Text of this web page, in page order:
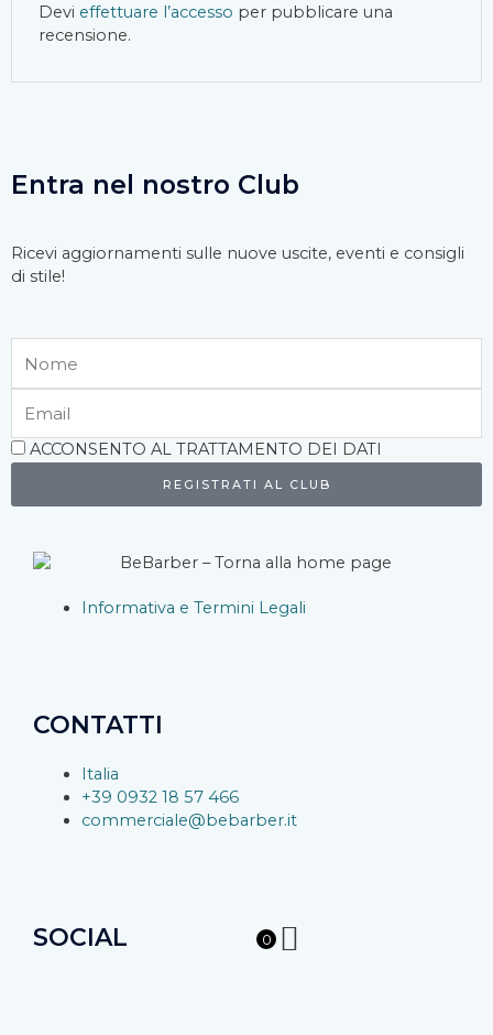
Devi effettuare l’accesso per pubblicare una
recensione.
Entra nel nostro Club
Ricevi aggiornamenti sulle nuove uscite, eventi e consigli
di stile!
Accettazione
ACCONSENTO AL TRATTAMENTO DEI DATI
REGISTRATI AL CLUB
Informativa e Termini Legali
CONTATTI
Italia
+39 0932 18 57 466
commerciale@bebarber.it
SOCIAL 0